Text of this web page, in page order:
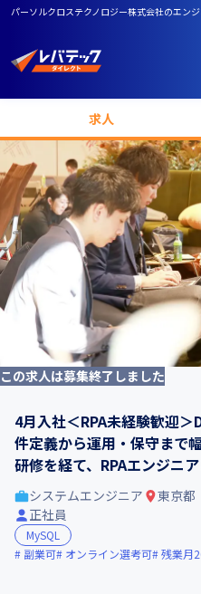
パーソルクロステクノロジー株式会社のエン
求人
この求人は募集終了しました
4月入社＜RPA未経験歓迎
件定義から運用・保守まで
研修を経て、RPAエンジニ
システムエンジニア 東京都
正社員
MySQL
副業可
オンライン選考可 残業月